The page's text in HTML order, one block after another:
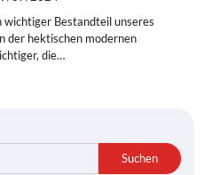
Bestandteil unseres
der hektischen modernen
die…
Suchen